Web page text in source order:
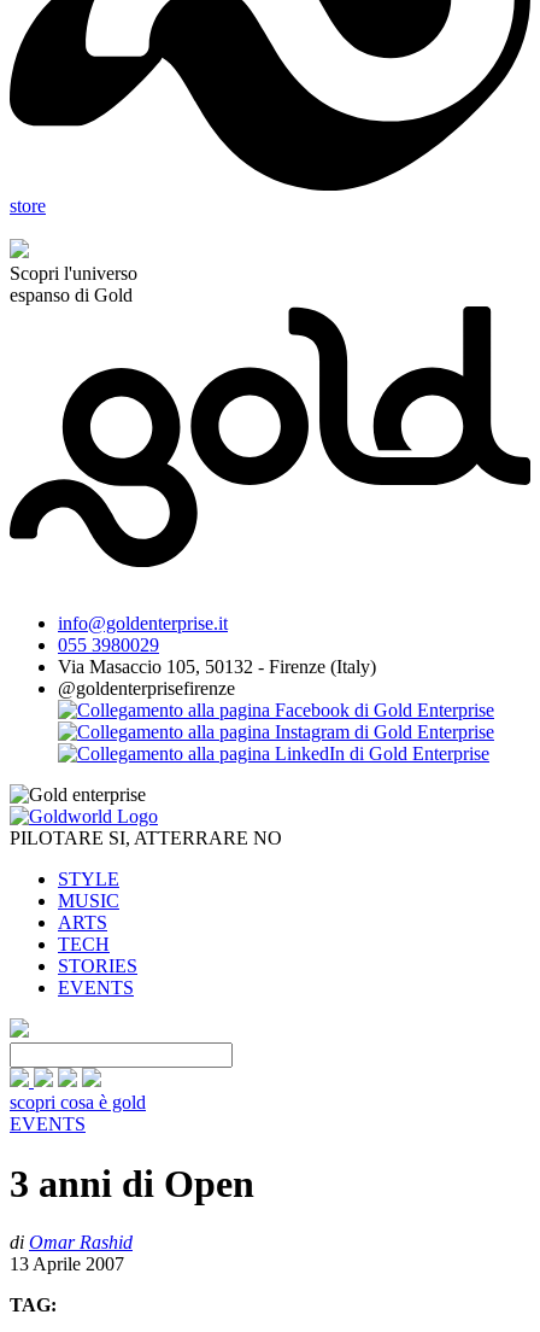
store
Scopri l'universo
espanso di Gold
info@goldenterprise.it
055 3980029
Via Masaccio 105, 50132 - Firenze (Italy)
@goldenterprisefirenze
PILOTARE SI, ATTERRARE NO
STYLE
MUSIC
ARTS
TECH
STORIES
EVENTS
scopri cosa è gold
EVENTS
3 anni di Open
di Omar Rashid
13 Aprile 2007
TAG: